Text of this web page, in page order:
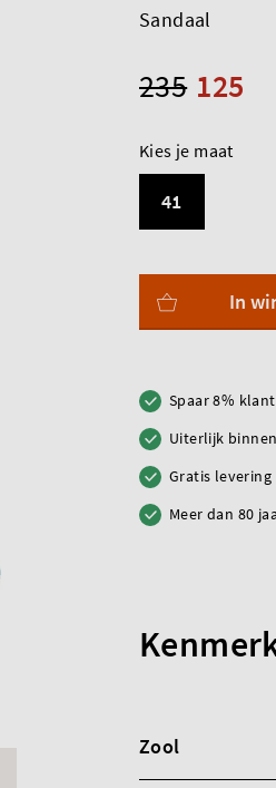
Sandaal
125
235
Kies je maat
41
In
Spaar 8%
Uiterlijk
Gratis levering
Meer dan 80
Zool